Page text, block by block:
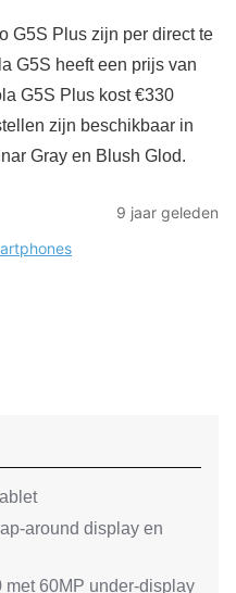
G5S Plus zijn per direct te
G5S heeft een prijs van
G5S Plus kost €330
zijn beschikbaar in
Gray en Blush Glod.
9 jaar geleden
around display en
met 60MP under-display